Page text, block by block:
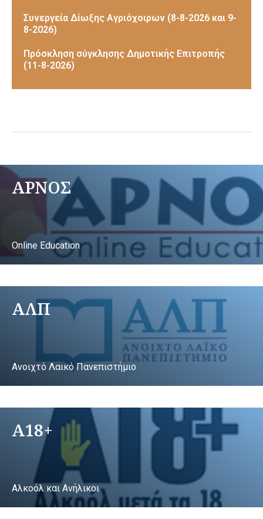
Συνεργεία Δίωξης Αγριόχοιρων (8-8-2026 και 9-
8-2026)
Πρόσκληση σύγκλησης Δημοτικής Επιτροπής
(11-8-2026)
ΑΡΝΟΣ
Online Education
ΑΛΠ
Ανοιχτό Λαικό Πανεπιστήμιο
A18+
Αλκοόλ και Ανήλικοι